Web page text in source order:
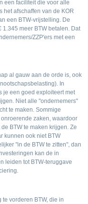
een faciliteit die voor alle
het afschaffen van de KOR
een BTW-vrijstelling. De
meer BTW betalen. Dat
ZZP'ers met een
al gauw aan de orde is, ook
In
je een goed exploiteert met
Niet alle "ondernemers"
te maken. Sommige
zaken, waardoor
BTW te maken krijgen. Ze
kunnen ook niet BTW
"in de BTW te zitten", dan
kan de in
leiden tot BTW-teruggave
vorderen BTW, die in